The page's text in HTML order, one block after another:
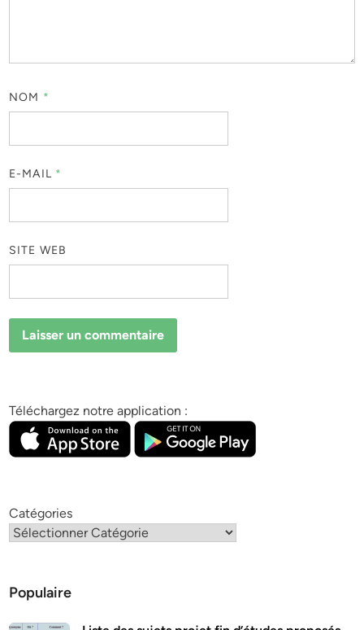
NOM *
E-MAIL *
SITE WEB
Téléchargez notre application :
Catégories
Populaire